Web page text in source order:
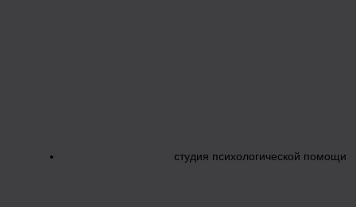
студия психологической помощи